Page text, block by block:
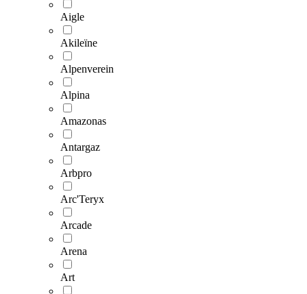
Aigle
Akileïne
Alpenverein
Alpina
Amazonas
Antargaz
Arbpro
Arc'Teryx
Arcade
Arena
Art